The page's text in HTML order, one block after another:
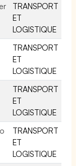
TRANSPORT
ET
LOGISTIQUE
TRANSPORT
ET
LOGISTIQUE
TRANSPORT
ET
LOGISTIQUE
TRANSPORT
ET
LOGISTIQUE